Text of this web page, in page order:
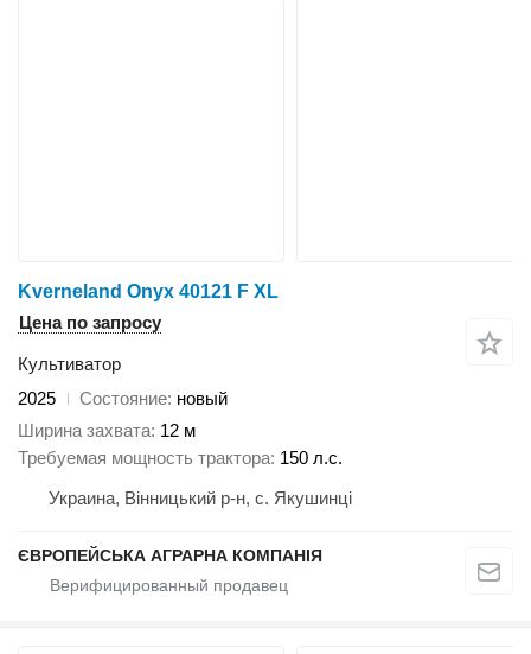
Kverneland Onyx 40121 F XL
Цена по запросу
Культиватор
2025
Состояние новый
Ширина захвата 12 м
Требуемая мощность трактора 150 л.с.
Украина, Вінницький р-н, с. Якушинці
ЄВРОПЕЙСЬКА АГРАРНА КОМПАНІЯ